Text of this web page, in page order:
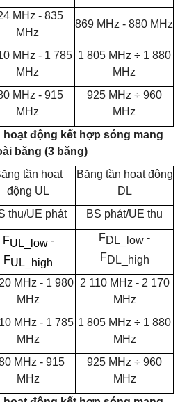
MHz - 835
MHz
869 MHz - 880 MHz
MHz - 1 785
MHz
1 805 MHz ÷ 1 880
MHz
MHz - 915
MHz
925 MHz ÷ 960
MHz
hoạt động kết hợp sóng mang
băng (3 băng)
tần hoạt
động UL
Băng tần hoạt động
DL
thu/UE phát
BS phát/UE thu
FUL_low -
FUL_high
FDL_low -
FDL_high
MHz - 1 980
MHz
2 110 MHz - 2 170
MHz
MHz - 1 785
MHz
1 805 MHz ÷ 1 880
MHz
MHz - 915
MHz
925 MHz ÷ 960
MHz